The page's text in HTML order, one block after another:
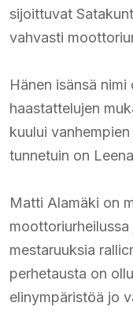
sijoittuvat
vahvasti
Hänen isänsä
haastattelujen
kuului
tunnetuin on
Matti Alamäki on
mestaruuksia
perhetausta on
elinympäristöä jo